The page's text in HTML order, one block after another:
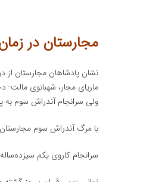
مجارستان در
نشان پادشاهان مجارستان از
ماریای مجار، شهبانوی مالت-
ولی سرانجام آندراش سوم به
با مرگ آندراش سوم
سرانجام کاروی یکم